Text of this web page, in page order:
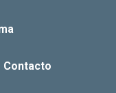
Contacto